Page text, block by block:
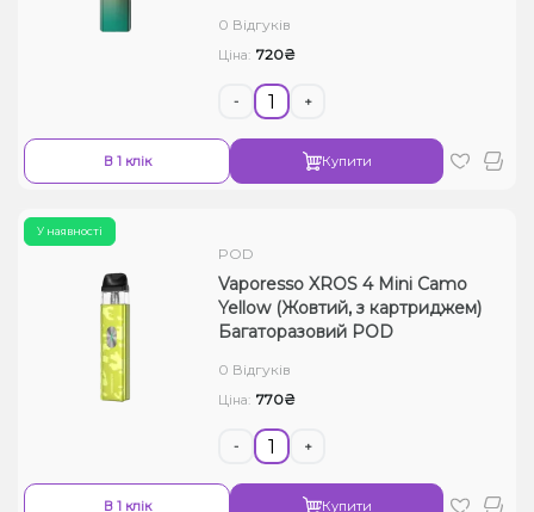
0 Відгуків
Ціна: 720₴
- +
В 1 клік Купити
У наявності
POD
Vaporesso XROS 4 Mini Camo
Yellow (Жовтий, з картриджем)
Багаторазовий POD
0 Відгуків
Ціна: 770₴
- +
В 1 клік Купити